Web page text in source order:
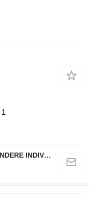
1
SZENTMIKLOSI ADALBERT ÎNTREPRINDERE INDIVIDUALĂ